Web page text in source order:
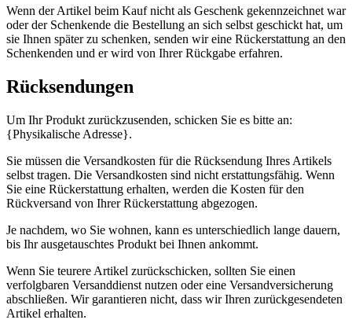
Wenn der Artikel beim Kauf nicht als Geschenk gekennzeichnet war
oder der Schenkende die Bestellung an sich selbst geschickt hat, um
sie Ihnen später zu schenken, senden wir eine Rückerstattung an den
Schenkenden und er wird von Ihrer Rückgabe erfahren.
Rücksendungen
Um Ihr Produkt zurückzusenden, schicken Sie es bitte an:
{Physikalische Adresse}.
Sie müssen die Versandkosten für die Rücksendung Ihres Artikels
selbst tragen. Die Versandkosten sind nicht erstattungsfähig. Wenn
Sie eine Rückerstattung erhalten, werden die Kosten für den
Rückversand von Ihrer Rückerstattung abgezogen.
Je nachdem, wo Sie wohnen, kann es unterschiedlich lange dauern,
bis Ihr ausgetauschtes Produkt bei Ihnen ankommt.
Wenn Sie teurere Artikel zurückschicken, sollten Sie einen
verfolgbaren Versanddienst nutzen oder eine Versandversicherung
abschließen. Wir garantieren nicht, dass wir Ihren zurückgesendeten
Artikel erhalten.